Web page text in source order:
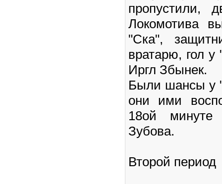
пропустили,
Локомотива
"Ска",
вратарю, гол у
Иргл Збынек.
Были шансы у
они ими
18ой минуте
Зубова.
Второй период